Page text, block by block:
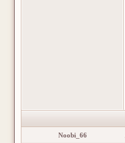
Noobi_66